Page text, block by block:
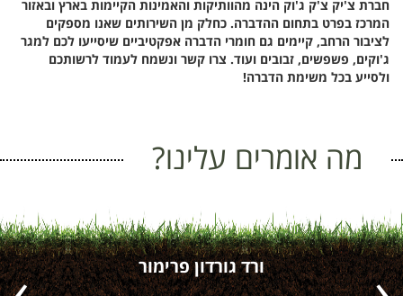
חברת צ'יק צ'ק ג'וק הינה מהוותיקות והאמינות הקיימות בארץ ובאזור
המרכז בפרט בתחום ההדברה. כחלק מן השירותים שאנו מספקים
לציבור הרחב, קיימים גם חומרי הדברה אפקטיביים שיסייעו לכם למגר
ג'וקים, פשפשים, זבובים ועוד. צרו קשר ונשמח לעמוד לרשותכם
ולסייע בכל משימת הדברה!
מה אומרים עלינו?
ורד גורדון פרימור